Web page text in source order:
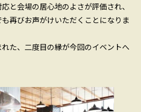
と会場の居心地のよさが評価され、
再びお声がけいただくことになりま
た、二度目の縁が今回のイベントへ